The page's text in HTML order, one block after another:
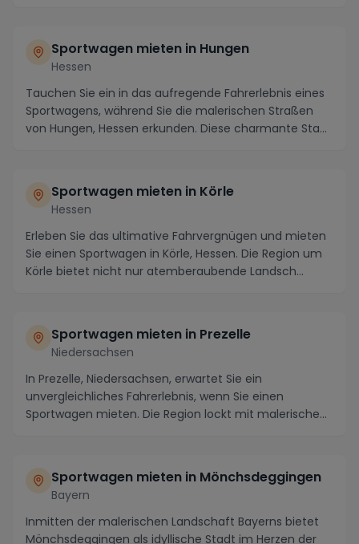
Sportwagen mieten in Hungen
Hessen
Tauchen Sie ein in das aufregende Fahrerlebnis eines
Sportwagens, während Sie die malerischen Straßen
von Hungen, Hessen erkunden. Diese charmante Sta...
Sportwagen mieten in Körle
Hessen
Erleben Sie das ultimative Fahrvergnügen und mieten
Sie einen Sportwagen in Körle, Hessen. Die Region um
Körle bietet nicht nur atemberaubende Landsch...
Sportwagen mieten in Prezelle
Niedersachsen
In Prezelle, Niedersachsen, erwartet Sie ein
unvergleichliches Fahrerlebnis, wenn Sie einen
Sportwagen mieten. Die Region lockt mit malerischen
Sportwagen mieten in Mönchsdeggingen
Bayern
Inmitten der malerischen Landschaft Bayerns bietet
Mönchsdeggingen als idyllische Stadt im Herzen der